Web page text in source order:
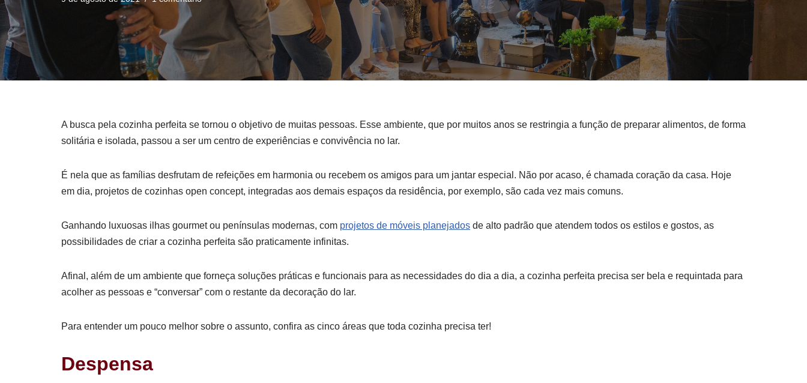
A busca pela cozinha perfeita se tornou o objetivo de muitas pessoas. Esse ambiente, que por muitos anos se restringia a função de preparar alimentos, de forma
solitária e isolada, passou a ser um centro de experiências e convivência no lar.
É nela que as famílias desfrutam de refeições em harmonia ou recebem os amigos para um jantar especial. Não por acaso, é chamada coração da casa. Hoje
em dia, projetos de cozinhas open concept, integradas aos demais espaços da residência, por exemplo, são cada vez mais comuns.
Ganhando luxuosas ilhas gourmet ou penínsulas modernas, com projetos de móveis planejados de alto padrão que atendem todos os estilos e gostos, as
possibilidades de criar a cozinha perfeita são praticamente infinitas.
Afinal, além de um ambiente que forneça soluções práticas e funcionais para as necessidades do dia a dia, a cozinha perfeita precisa ser bela e requintada para
acolher as pessoas e “conversar” com o restante da decoração do lar.
Para entender um pouco melhor sobre o assunto, confira as cinco áreas que toda cozinha precisa ter!
Despensa